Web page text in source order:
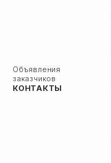
Объявления
заказчиков
КОНТАКТЫ